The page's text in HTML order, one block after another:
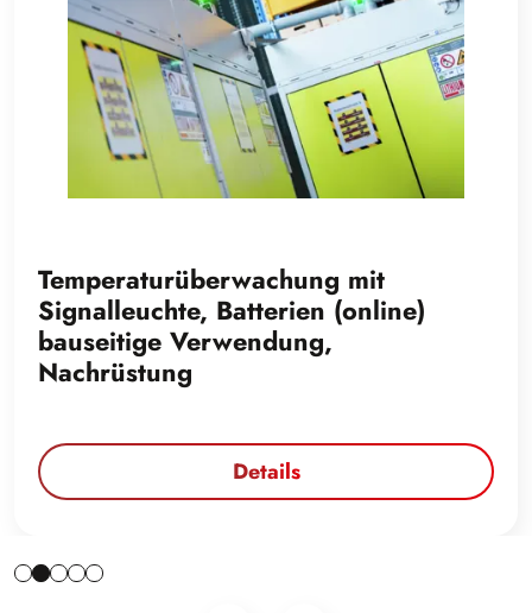
Temperaturüberwachung mit
Signalleuchte, Batterien (online)
bauseitige Verwendung,
Nachrüstung
Details